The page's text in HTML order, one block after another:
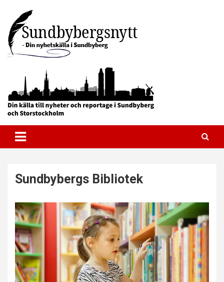
content
Sundbybergsnytt
Sundbybergs Bibliotek